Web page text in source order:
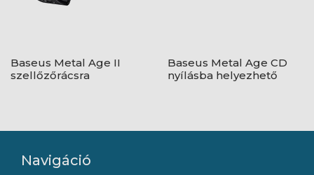
Baseus Metal Age II
szellőzőrácsra
Baseus Metal Age CD
nyílásba helyezhető
Navigáció